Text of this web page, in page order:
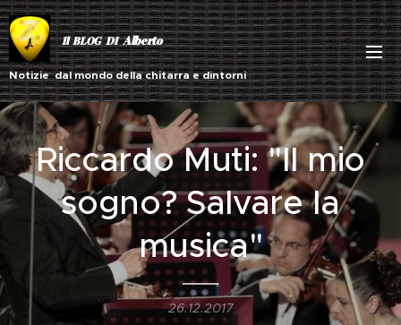
Il BLOG DIAlberto
Notizie dal mondo della chitarra e dintorni
Riccardo Muti: "Il mio
sogno? Salvare la
musica"
26.12.2017